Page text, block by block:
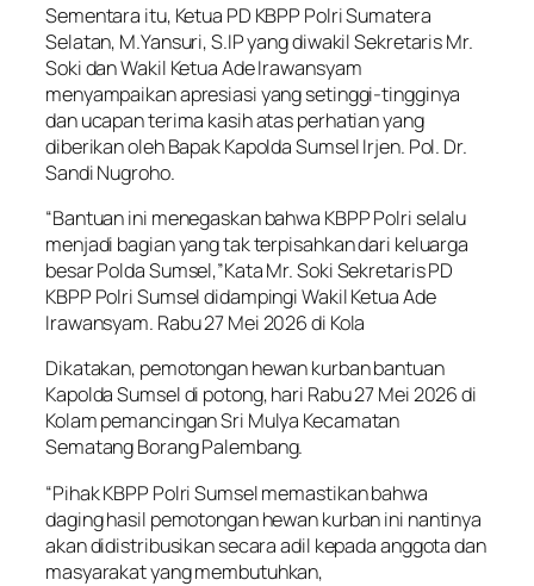
Sementara itu, Ketua PD KBPP Polri Sumatera
Selatan, M.Yansuri, S.IP yang diwakil Sekretaris Mr.
Soki dan Wakil Ketua Ade Irawansyam
menyampaikan apresiasi yang setinggi-tingginya
dan ucapan terima kasih atas perhatian yang
diberikan oleh Bapak Kapolda Sumsel Irjen. Pol. Dr.
Sandi Nugroho.
“Bantuan ini menegaskan bahwa KBPP Polri selalu
menjadi bagian yang tak terpisahkan dari keluarga
besar Polda Sumsel,”Kata Mr. Soki Sekretaris PD
KBPP Polri Sumsel didampingi Wakil Ketua Ade
Irawansyam. Rabu 27 Mei 2026 di Kola
Dikatakan, pemotongan hewan kurban bantuan
Kapolda Sumsel di potong, hari Rabu 27 Mei 2026 di
Kolam pemancingan Sri Mulya Kecamatan
Sematang Borang Palembang.
“Pihak KBPP Polri Sumsel memastikan bahwa
daging hasil pemotongan hewan kurban ini nantinya
akan didistribusikan secara adil kepada anggota dan
masyarakat yang membutuhkan,